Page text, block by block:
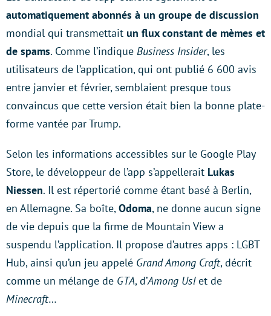
automatiquement abonnés à un groupe de discussion
mondial qui transmettait un flux constant de mèmes et
de spams. Comme l’indique Business Insider, les
utilisateurs de l’application, qui ont publié 6 600 avis
entre janvier et février, semblaient presque tous
convaincus que cette version était bien la bonne plate-
forme vantée par Trump.
Selon les informations accessibles sur le Google Play
Store, le développeur de l’app s’appellerait Lukas
Niessen. Il est répertorié comme étant basé à Berlin,
en Allemagne. Sa boîte,Odoma, ne donne aucun signe
de vie depuis que la firme de Mountain View a
suspendu l’application. Il propose d’autres apps : LGBT
Hub, ainsi qu’un jeu appelé Grand Among Craft, décrit
comme un mélange de GTA, d’Among Us!et de
Minecraft…